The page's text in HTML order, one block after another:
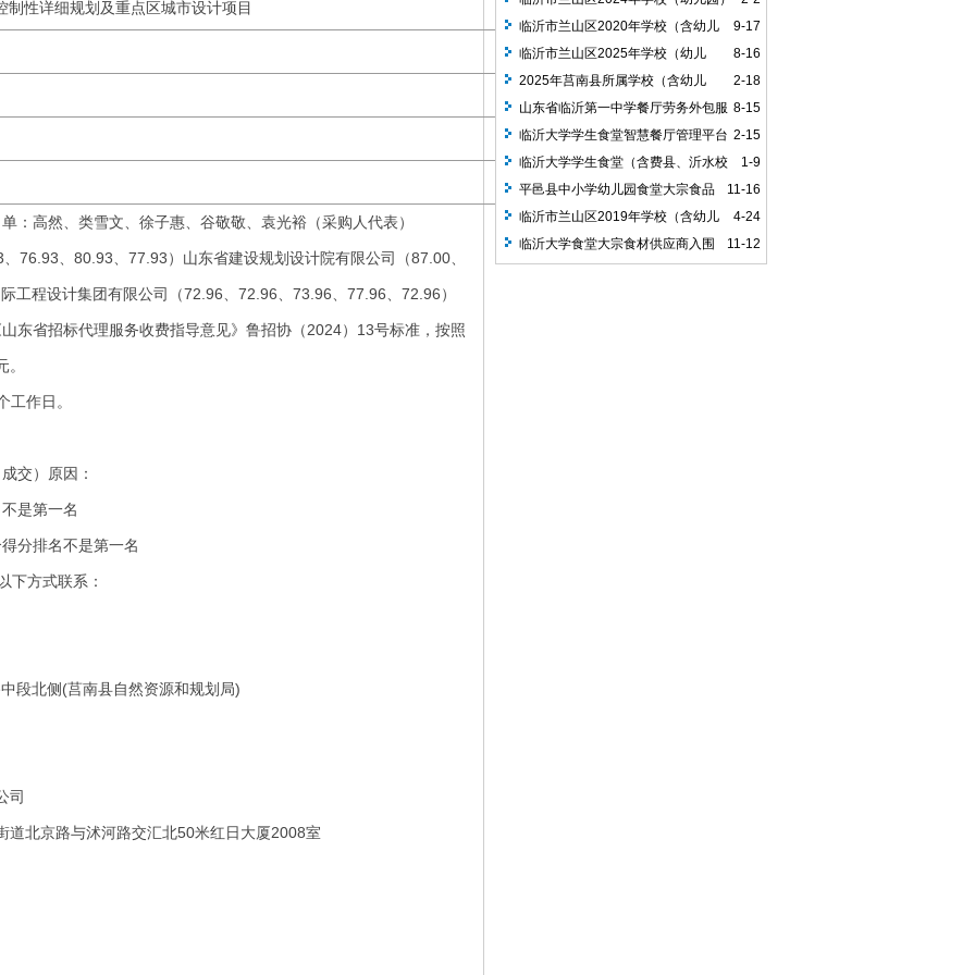
性详细规划及重点区城市设计项目
： 高然、类雪文、徐子惠、谷敬敬、袁光裕（采购人代表）
、 76.93、 80.93、 77.93 ）山东省建设规划设计院有限公司（87.00、
工程设计集团有限公司（72.96、 72.96、 73.96、 77.96、 72.96 ）
东省招标代理服务收费指导意见》鲁招协（ 2024） 13号标准， 按照
。
工作日。
交）原因：
是第一名
分排名不是第一名
下方式联系：
段北侧 (莒南县自然资源和规划局)
司
道北京路与沭河路交汇北50米红日大厦2008室
食堂大宗食品配送服务定点供应商选定项
目中标公告
9-17
临沂市兰山区2020年学校（含幼儿
园）食堂用食材定点供货商选定中标公告
8-16
临沂市兰山区2025年学校（幼儿
园）食堂大宗食材配送服务供应商遴选项
目中标公告
2-18
2025年莒南县所属学校（含幼儿
园）食堂用食材定点供货商选定项目中标
公告
8-15
山东省临沂第一中学餐厅劳务外包服
务项目中标公告
2-15
临沂大学学生食堂智慧餐厅管理平台
（含费县、沂水校区）采购项目竞争性磋
商成交公告
1-9
临沂大学学生食堂（含费县、沂水校
区）增补蔬菜类、一次性用品采购项目
（二次）成交公告
11-16
平邑县中小学幼儿园食堂大宗食品
定点采购统一配送服务项目入围公告
4-24
临沂市兰山区2019年学校（含幼儿
园）食堂用食材定点供货商选定项目入围
公告
11-12
临沂大学食堂大宗食材供应商入围